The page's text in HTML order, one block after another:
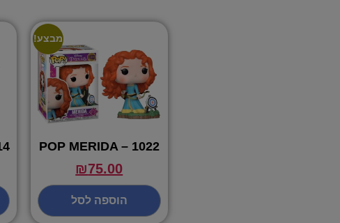
מבצע!
POP MERIDA – 1022
₪75.00
הוספה לסל